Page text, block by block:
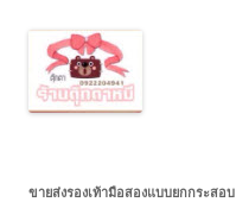
ขายส่งรองเท้ามือสองแบบยกกระสอบ